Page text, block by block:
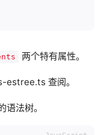
两个特有属性。
estree.ts 查阅。
法树。